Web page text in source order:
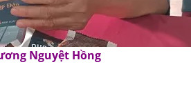
Nguyệt Hồng